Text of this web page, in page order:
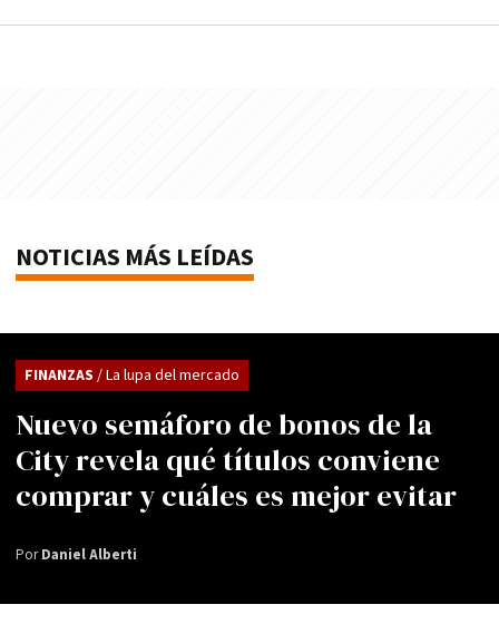
NOTICIAS MÁS LEÍDAS
Nuevo semáforo de bonos de la
City revela qué títulos conviene
comprar y cuáles es mejor evitar
FINANZAS / La lupa del mercado
PorDaniel Alberti